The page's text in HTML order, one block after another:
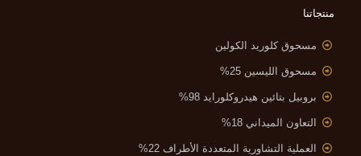
منتجاتنا
مسحوق كلوريد الكولين
مسحوق الليسين 25%
بروبيل بتائين هيدروكلورايد 98%
التعاون الميداني 18%
العملية التشاورية المتعددة الأطراف 22%